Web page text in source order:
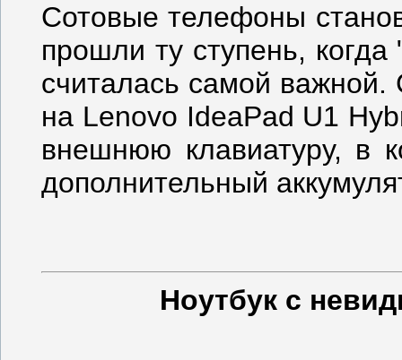
Сотовые телефоны
прошли ту ступень,
считалась самой
на Lenovo IdeaPad U1
внешнюю клавиатуру, в
дополнительный
Ноутбук с